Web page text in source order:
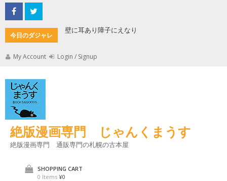
Skip
to
content
今日のダジャレ
んた 壁に耳あり障子にえなり
My Account Login / Signup
絶版漫画専門 じゃんくまうす
絶版漫画専門 通販専門の札幌の古本屋
SHOPPING CART
0 Items ¥0